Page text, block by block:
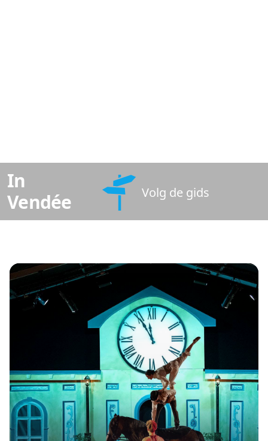
In
Vendée
Volg de gids